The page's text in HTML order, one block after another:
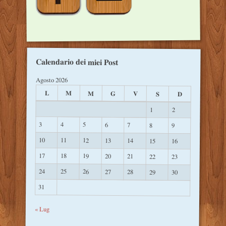
Calendario dei miei Post
Agosto 2026
L M M G V S D
1
2
3
4 5 6 7 8 9
10 11 12 13 14 15
16
17
18 19 20 21 22
23
24
25 26 27 28 29
30
31
« Lug